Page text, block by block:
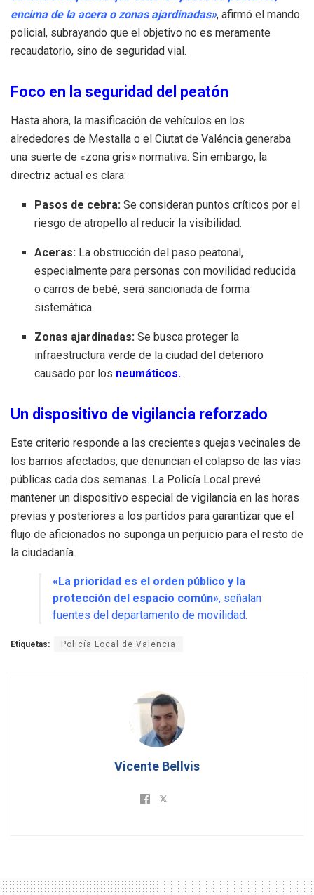
encima de la acera o zonas ajardinadas», afirmó el mando
policial, subrayando que el objetivo no es meramente
recaudatorio, sino de seguridad vial.
Foco en la seguridad del peatón
Hasta ahora, la masificación de vehículos en los
alrededores de Mestalla o el Ciutat de Valéncia generaba
una suerte de «zona gris» normativa. Sin embargo, la
directriz actual es clara:
Pasos de cebra: Se consideran puntos críticos por el
riesgo de atropello al reducir la visibilidad.
Aceras: La obstrucción del paso peatonal,
especialmente para personas con movilidad reducida
o carros de bebé, será sancionada de forma
sistemática.
Zonas ajardinadas: Se busca proteger la
infraestructura verde de la ciudad del deterioro
causado por los neumáticos.
Un dispositivo de vigilancia reforzado
Este criterio responde a las crecientes quejas vecinales de
los barrios afectados, que denuncian el colapso de las vías
públicas cada dos semanas. La Policía Local prevé
mantener un dispositivo especial de vigilancia en las horas
previas y posteriores a los partidos para garantizar que el
flujo de aficionados no suponga un perjuicio para el resto de
la ciudadanía.
«La prioridad es el orden público y la
protección del espacio común», señalan
fuentes del departamento de movilidad.
Etiquetas: Policía Local de Valencia
Vicente Bellvis